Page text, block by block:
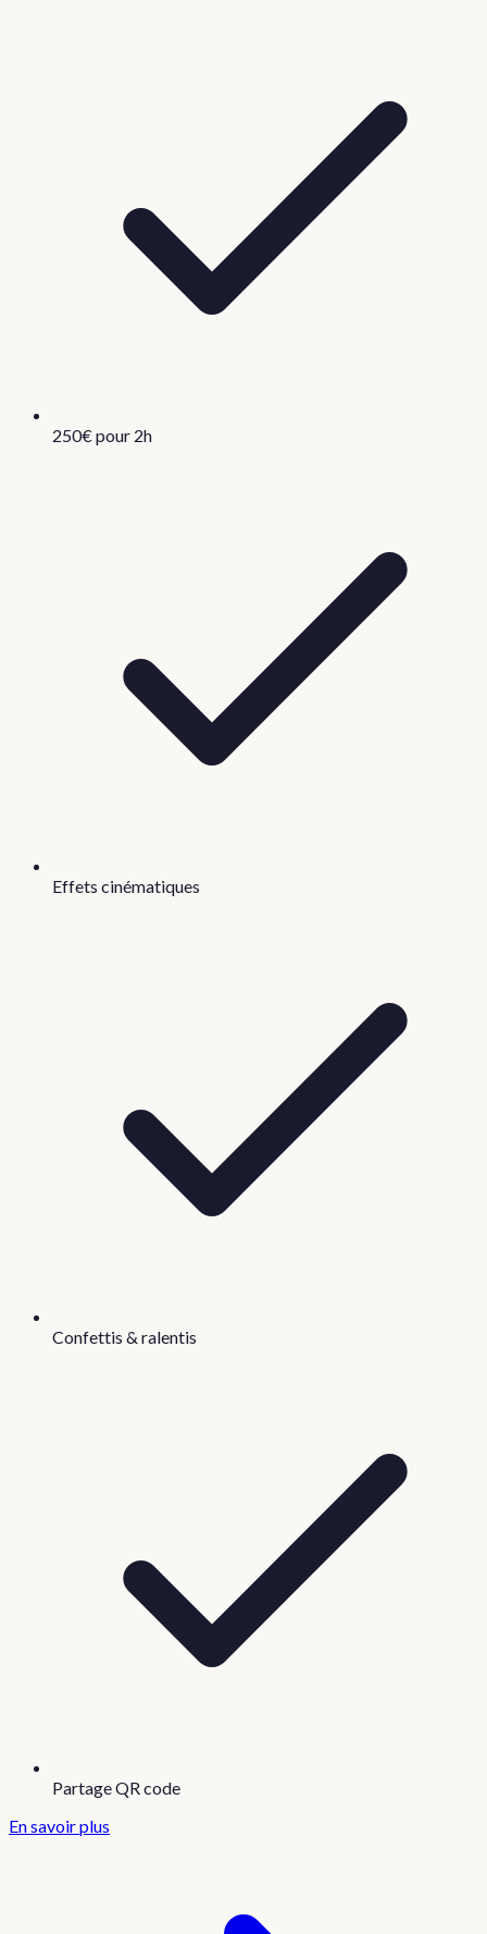
250€ pour 2h
Effets cinématiques
Confettis & ralentis
Partage QR code
En savoir plus